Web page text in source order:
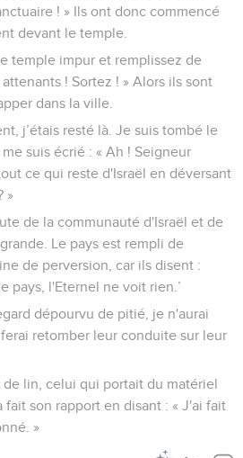
! » Ils ont donc commencé
devant le temple.
temple impur et remplissez de
! Sortez ! » Alors ils sont
dans la ville.
j’étais resté là. Je suis tombé le
suis écrié : « Ah ! Seigneur
ce qui reste d'Israël en déversant
»
de la communauté d'Israël et de
Le pays est rempli de
de perversion, car ils disent :
pays, l'Eternel ne voit rien.’
dépourvu de pitié, je n'aurai
retomber leur conduite sur leur
de lin, celui qui portait du matériel
fait son rapport en disant : « J'ai fait
»